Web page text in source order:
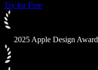
Try for Free
2025 Apple Design Award